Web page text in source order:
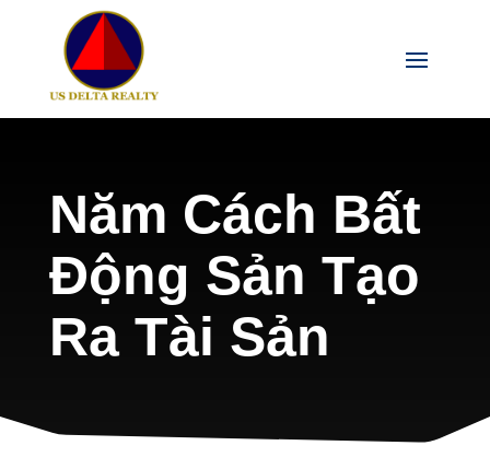
Năm Cách Bất
Động Sản Tạo
Ra Tài Sản